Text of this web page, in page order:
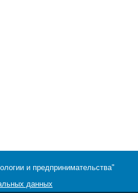
и предпринимательства"
данных